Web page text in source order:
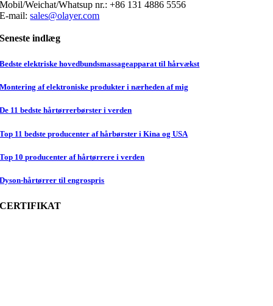
Mobil/Weichat/Whatsup nr.: +86 131 4886 5556
E-mail:sales@olayer.com
Seneste indlæg
Bedste elektriske hovedbundsmassageapparat til hårvækst
Montering af elektroniske produkter i nærheden af mig
De 11 bedste hårtørrerbørster i verden
Top 11 bedste producenter af hårbørster i Kina og USA
Top 10 producenter af hårtørrere i verden
Dyson-hårtørrer til engrospris
CERTIFIKAT